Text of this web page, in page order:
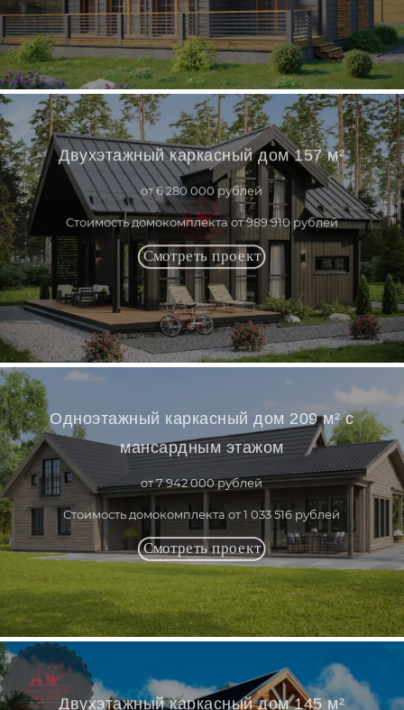
Двухэтажный каркасный дом 157 м²
от 6 280 000 рублей
Стоимость домокомплекта от 989 910 рублей
Одноэтажный каркасный дом 209 м² с
мансардным этажом
от 7 942 000 рублей
Стоимость домокомплекта от 1 033 516 рублей
Двухэтажный каркасный дом 145 м²